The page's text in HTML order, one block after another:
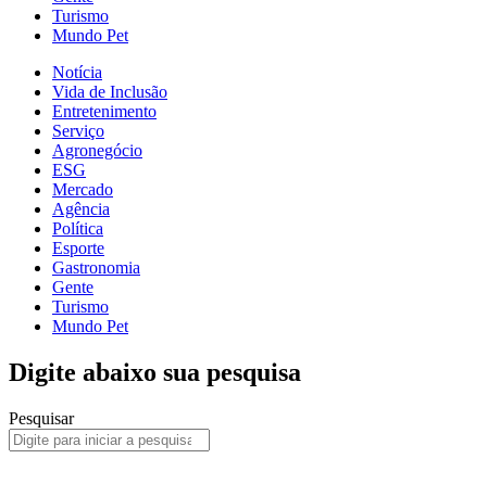
Turismo
Mundo Pet
Notícia
Vida de Inclusão
Entretenimento
Serviço
Agronegócio
ESG
Mercado
Agência
Política
Esporte
Gastronomia
Gente
Turismo
Mundo Pet
Digite abaixo sua pesquisa
Pesquisar